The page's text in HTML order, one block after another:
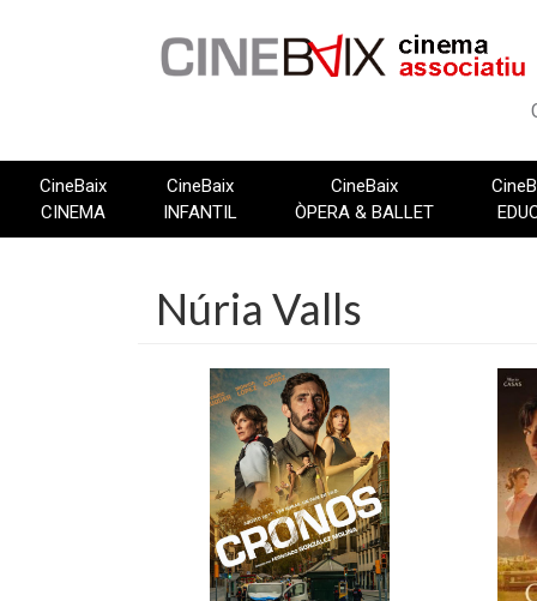
CineBaix
CINEMA
CineBaix
INFANTIL
CineBaix
ÒPERA & BALLET
Núria Valls